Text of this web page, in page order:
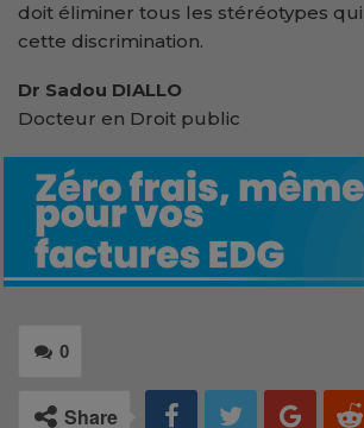
doit éliminer tous les stéréotypes
cette discrimination.
Dr Sadou DIALLO
Docteur en Droit public
0
Share